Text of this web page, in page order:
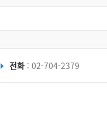
전화 : 02-704-2379